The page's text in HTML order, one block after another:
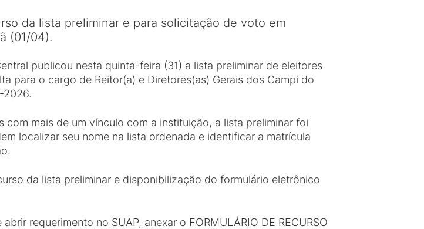
da lista preliminar e para solicitação de voto em
(01/04).
publicou nesta quinta-feira (31) a lista preliminar de eleitores
para o cargo de Reitor(a) e Diretores(as) Gerais dos Campi do
2026.
com mais de um vínculo com a instituição, a lista preliminar foi
localizar seu nome na lista ordenada e identificar a matrícula
da lista preliminar e disponibilização do formulário eletrônico
requerimento no SUAP, anexar o FORMULÁRIO DE RECURSO